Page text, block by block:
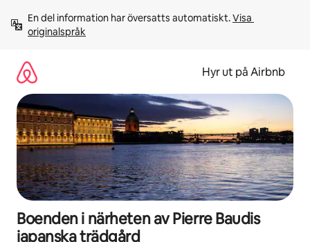
innehåll
En del information har översatts automatiskt. Visa
originalspråk
Hyr ut på Airbnb
Boenden i närheten av Pierre Baudis
japanska trädgård